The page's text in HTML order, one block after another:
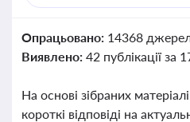
Опрацьовано: 14368
Виявлено: 42 публікації за
На основі зібраних
короткі відповіді на